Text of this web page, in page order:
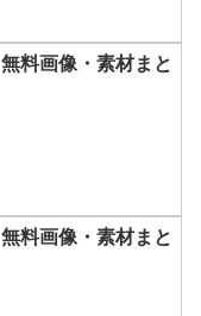
料画像・素材まと
料画像・素材まと